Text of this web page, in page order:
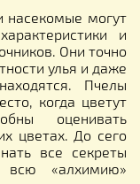
насекомые могут
и
Они точно
улья и даже
Пчелы
когда цветут
оценивать
цветах. До сего
все секреты
всю «алхимию»